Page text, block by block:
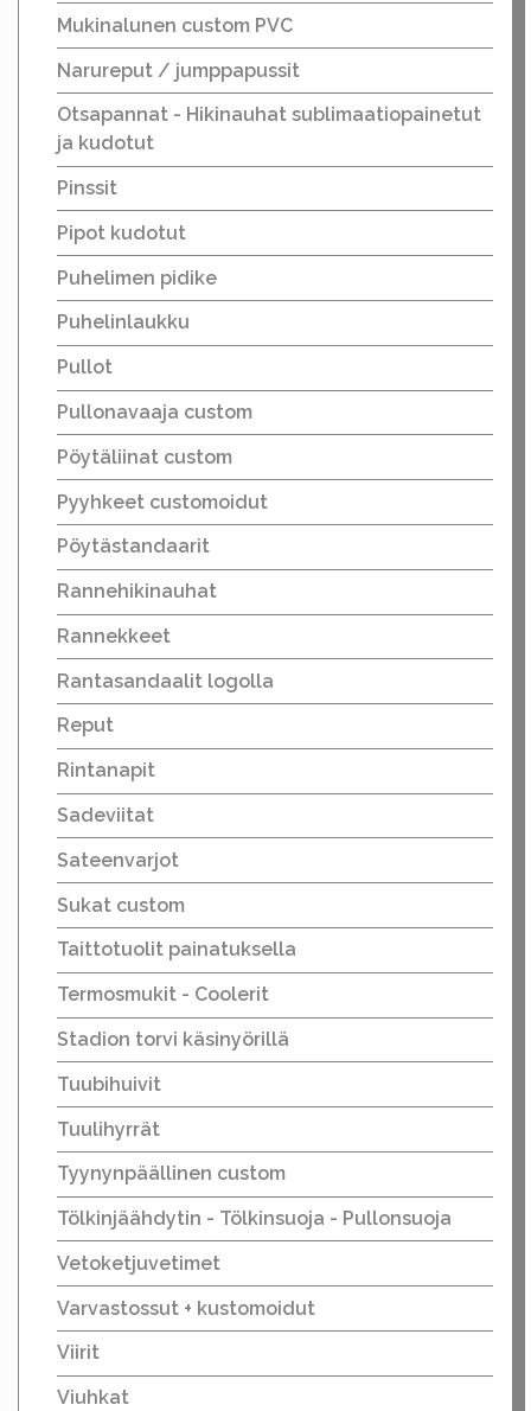
Mukinalunen custom PVC
Narureput / jumppapussit
Otsapannat - Hikinauhat sublimaatiopainetut
ja kudotut
Pinssit
Pipot kudotut
Puhelimen pidike
Puhelinlaukku
Pullot
Pullonavaaja custom
Pöytäliinat custom
Pyyhkeet customoidut
Pöytästandaarit
Rannehikinauhat
Rannekkeet
Rantasandaalit logolla
Reput
Rintanapit
Sadeviitat
Sateenvarjot
Sukat custom
Taittotuolit painatuksella
Termosmukit - Coolerit
Stadion torvi käsinyörillä
Tuubihuivit
Tuulihyrrät
Tyynynpäällinen custom
Tölkinjäähdytin - Tölkinsuoja - Pullonsuoja
Vetoketjuvetimet
Varvastossut + kustomoidut
Viirit
Viuhkat